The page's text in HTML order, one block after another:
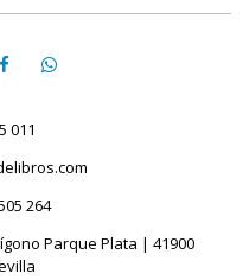
011
264
Parque Plata | 41900